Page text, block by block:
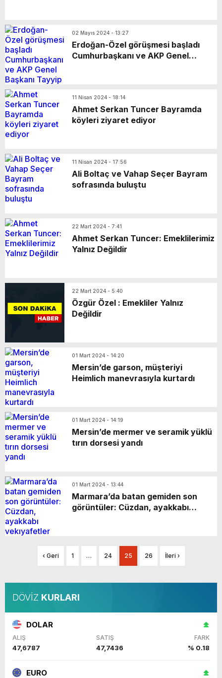
ve Mersin Büyükşehir Belediye Başkanımız
Sayın Vahap Seçer’i makamında ziyaret ettik.
Kentimiz başta olmak üzere yerel yönetimlere
ilişkin birçok konuda fikir alışverişinde
bulunduk. Ortak akıl ve iş birliğiyle hayata
geçireceğimiz çalışmalar üzerine verimli bir
görüşme gerçekleştirdik. Nazik ev sahipliği ve
kıymetli değerlendirmeleri için Başkanımız
Sayın Vahap Seçer’e teşekkür ediyorum.
Vahap Seçer
02 Mayıs 2024 - 13:27
Erdoğan-Özel görüşmesi başladı
Cumhurbaşkanı ve AKP Genel
11 Nisan 2024 - 18:14
Ahmet Serkan Tuncer Bayramda
köyleri ziyaret ediyor
11 Nisan 2024 - 17:56
Ali Boltaç ve Vahap Seçer Bayram
sofrasında buluştu
22 Mart 2024 - 7:41
Ahmet Serkan Tuncer: Emeklilerimiz
Yalnız Değildir
22 Mart 2024 - 5:40
Özgür Özel : Emekliler Yalnız
Değildir
01 Mart 2024 - 14:20
Mersin’de garson, müşteriyi
Heimlich manevrasıyla kurtardı
01 Mart 2024 - 14:19
Mersin’de mermer ve seramik yüklü
tırın dorsesi yandı
01 Mart 2024 - 13:44
Marmara’da batan gemiden son
görüntüler: Cüzdan, ayakkabı
‹ Geri 1 … 24 25 26 İleri ›
DÖVİZ KURLARI
DOLAR
ALIŞ SATIŞ FARK
47,6787 47,7436 % 0.18
EURO